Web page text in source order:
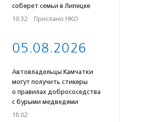
соберет семьи в Липецке
10:32 · Прислано НКО
05.08.2026
Автовладельцы Камчатки
могут получить стикеры
о правилах добрососедства
с бурыми медведями
18:02